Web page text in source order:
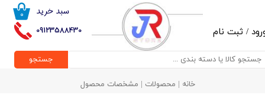
09123588430
۰ سبد خرید
/ ثبت نام
حساب کاربری من
تغییر گذر واژه
جستجو
خانه | محصولات | مشخصات محصول